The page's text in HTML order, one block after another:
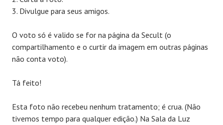
3. Divulgue para seus amigos.
O voto só é valido se for na página da Secult (o
compartilhamento e o curtir da imagem em outras páginas
não conta voto).
Tá feito!
Esta foto não recebeu nenhum tratamento; é crua. (Não
tivemos tempo para qualquer edição.) Na Sala da Luz